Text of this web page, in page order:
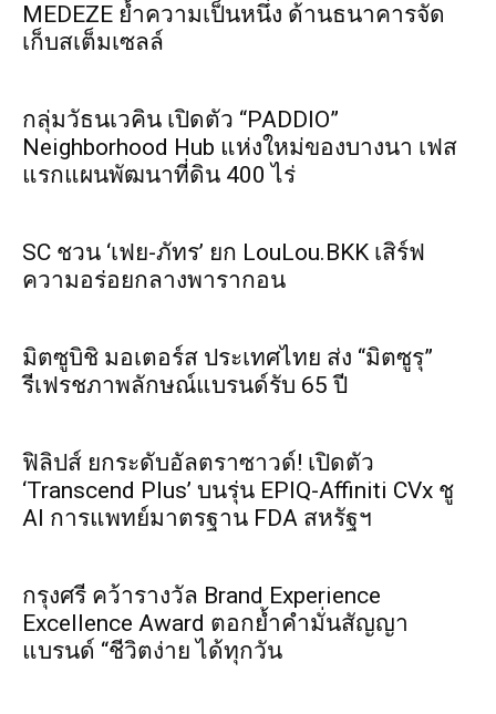
MEDEZE ย้ำความเป็นหนึ่ง ด้านธนาคารจัด
เก็บสเต็มเซลล์
กลุ่มวัธนเวคิน เปิดตัว “PADDIO”
Neighborhood Hub แห่งใหม่ของบางนา เฟส
แรกแผนพัฒนาที่ดิน 400 ไร่
SC ชวน ‘เฟย-ภัทร’ ยก LouLou.BKK เสิร์ฟ
ความอร่อยกลางพารากอน
มิตซูบิชิ มอเตอร์ส ประเทศไทย ส่ง “มิตซูรุ”
รีเฟรชภาพลักษณ์แบรนด์รับ 65 ปี
ฟิลิปส์ ยกระดับอัลตราซาวด์! เปิดตัว
‘Transcend Plus’ บนรุ่น EPIQ-Affiniti CVx ชู
AI การแพทย์มาตรฐาน FDA สหรัฐฯ
กรุงศรี คว้ารางวัล Brand Experience
Excellence Award ตอกย้ำคำมั่นสัญญา
แบรนด์ “ชีวิตง่าย ได้ทุกวัน